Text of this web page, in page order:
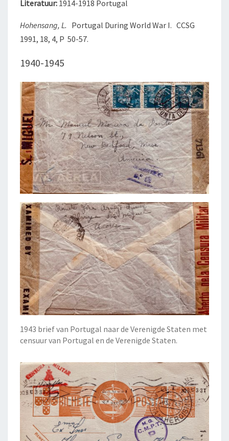
Literatuur: 1914-1918 Portugal
Hohensang, L. Portugal During World War I. CCSG
1991, 18, 4, P 50-57.
1940-1945
1943 brief van Portugal naar de Verenigde Staten met
censuur van Portugal en de Verenigde Staten.